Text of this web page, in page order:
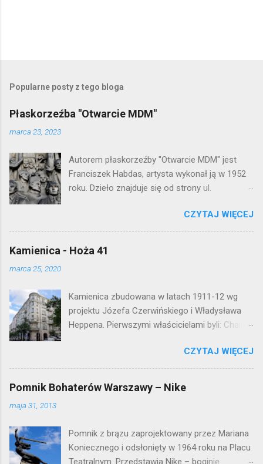
e
i
j
o
m
e
n
t
a
Popularne posty z tego bloga
Płaskorzeźba "Otwarcie MDM"
marca 23, 2023
Autorem płaskorzeźby "Otwarcie MDM" jest
Franciszek Habdas, artysta wykonał ją w 1952
roku. Dzieło znajduje się od strony ul.
warszawskiej flagowej inwestycji
mieszkaniowej lat 50. Lokalizacja: Śródmieście
CZYTAJ WIĘCEJ
Kamienica - Hoża 41
marca 25, 2020
Kamienica zbudowana w latach 1911-12 wg
projektu Józefa Czerwińskiego i Władysława
Heppena. Pierwszymi właścicielami byli: Chaim
kamienica była zamieszkała przez
pracowników Elektrowni Warszawskiej. Ten
okazały budynek wyszedł bez szwanku z II
wojny światowej. Lokalizacja: Śródmieście
CZYTAJ WIĘCEJ
Pomnik Bohaterów Warszawy – Nike
maja 31, 2013
Pomnik z brązu zaprojektowany przez Mariana
Koniecznego i odsłonięty w 1964 roku na Placu
Teatralnym. Przedstawia Nike – boginię